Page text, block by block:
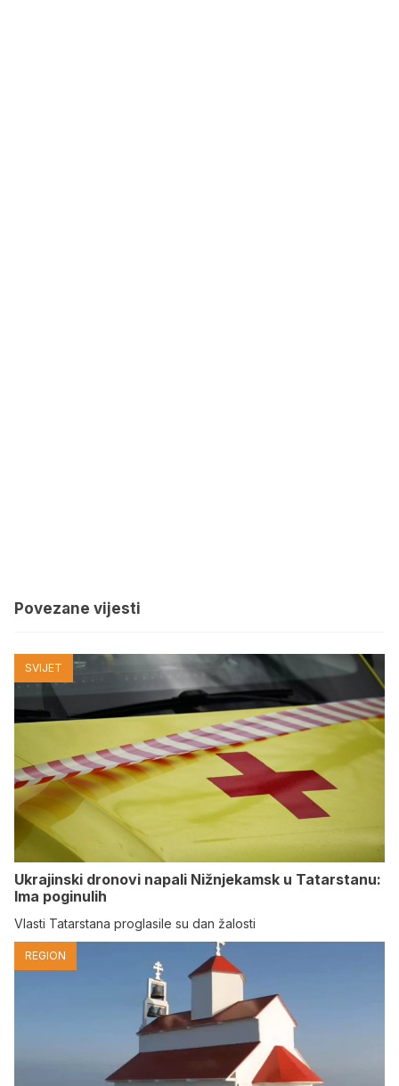
Povezane vijesti
SVIJET
Ukrajinski dronovi napali Nižnjekamsk u Tatarstanu:
Ima poginulih
Vlasti Tatarstana proglasile su dan žalosti
REGION